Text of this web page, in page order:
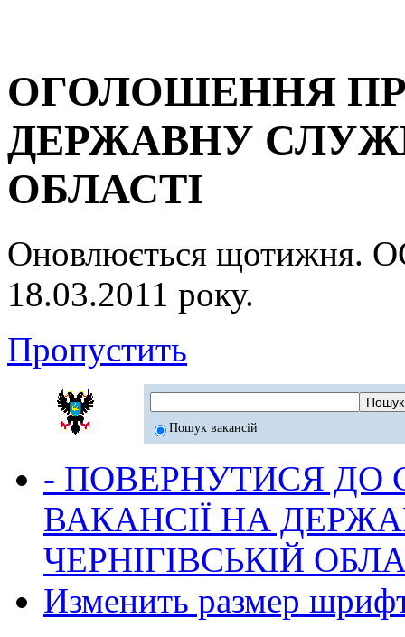
ОГОЛОШЕННЯ
ДЕРЖАВНУ
ОБЛАСТІ
Оновлюється
18.03.2011 року.
Пропустить
Пошук вакансій
- ПОВЕРНУТИСЯ ДО
ВАКАНСІЇ НА
ЧЕРНІГІВСЬКІЙ
Изменить размер